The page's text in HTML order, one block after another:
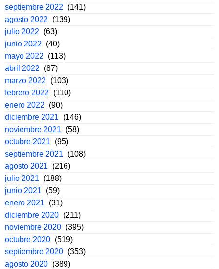
septiembre 2022
(141)
agosto 2022
(139)
julio 2022
(63)
junio 2022
(40)
mayo 2022
(113)
abril 2022
(87)
marzo 2022
(103)
febrero 2022
(110)
enero 2022
(90)
diciembre 2021
(146)
noviembre 2021
(58)
octubre 2021
(95)
septiembre 2021
(108)
agosto 2021
(216)
julio 2021
(188)
junio 2021
(59)
enero 2021
(31)
diciembre 2020 (211)
noviembre 2020 (395)
octubre 2020 (519)
septiembre 2020 (353)
agosto 2020 (389)